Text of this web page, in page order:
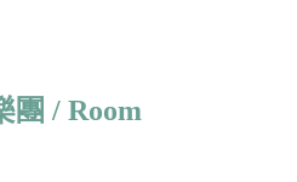
團 / Room